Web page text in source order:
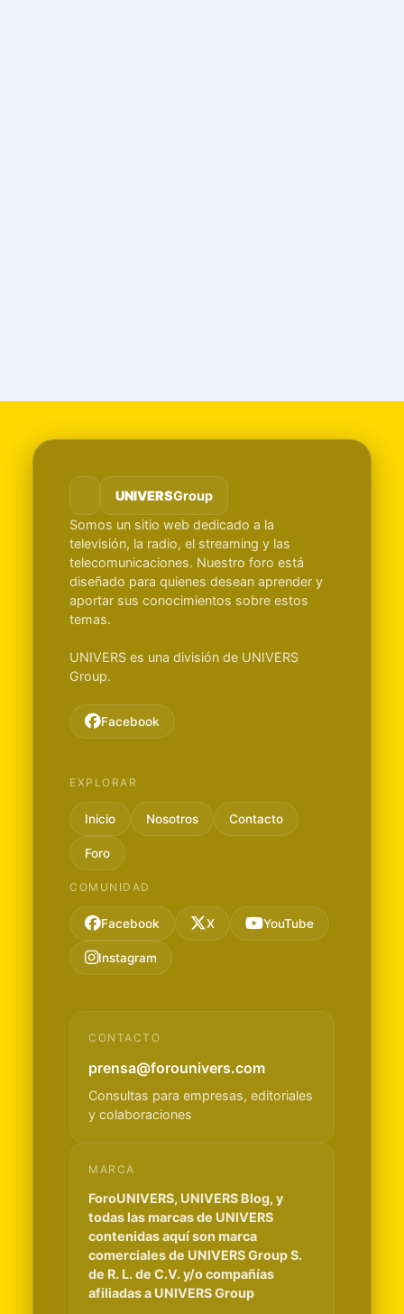
UNIVERSGroup
Somos un sitio web dedicado a la
televisión, la radio, el streaming y las
telecomunicaciones. Nuestro foro está
diseñado para quienes desean aprender y
aportar sus conocimientos sobre estos
temas.
UNIVERS es una división de UNIVERS
Group.
Facebook
EXPLORAR
Inicio Nosotros Contacto
Foro
COMUNIDAD
Facebook X YouTube
Instagram
CONTACTO
prensa@forounivers.com
Consultas para empresas, editoriales
y colaboraciones
MARCA
ForoUNIVERS, UNIVERS Blog, y
todas las marcas de UNIVERS
contenidas aquí son marca
comerciales de UNIVERS Group S.
de R. L. de C.V. y/o compañías
afiliadas a UNIVERS Group